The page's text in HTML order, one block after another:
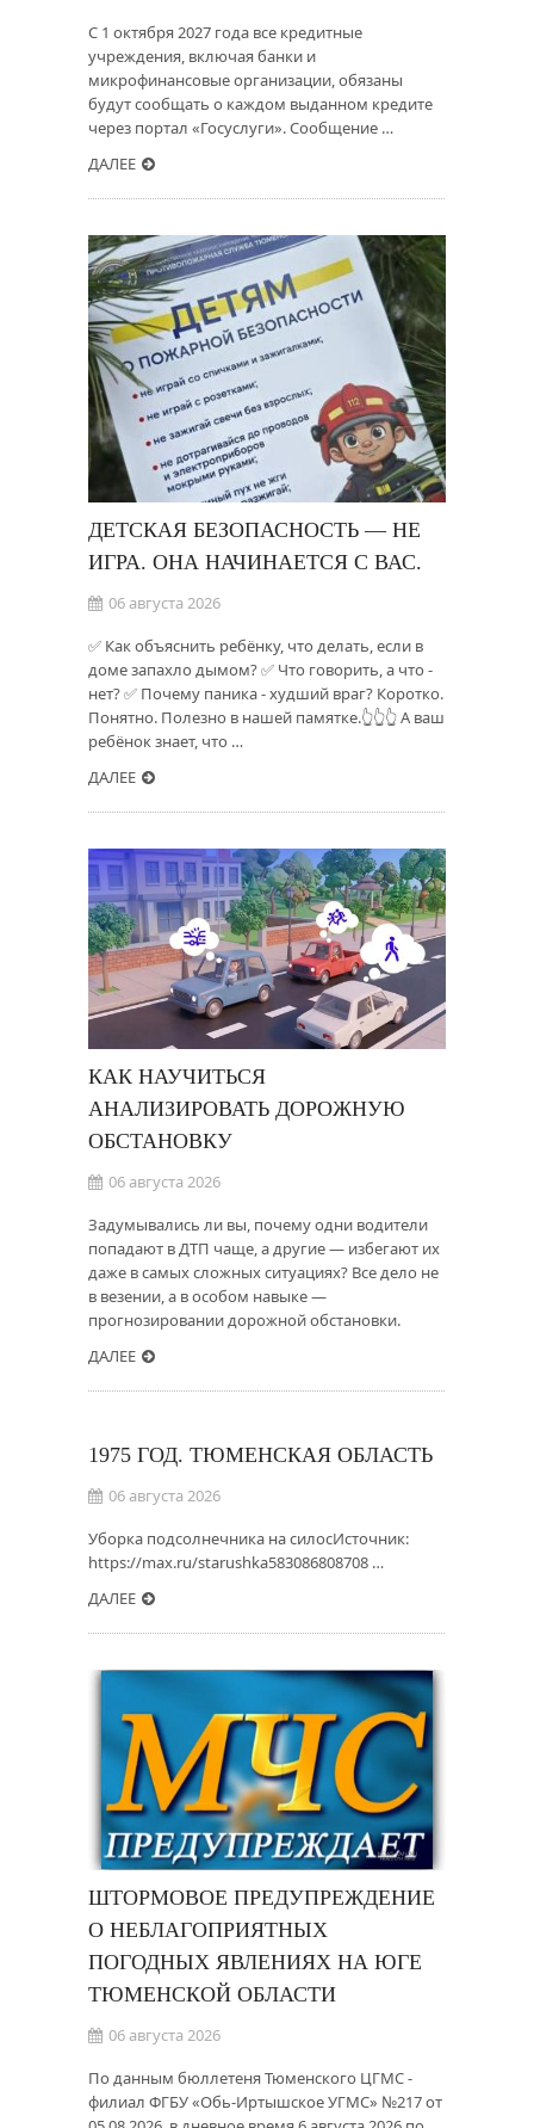
С 1 октября 2027 года все кредитные
учреждения, включая банки и
микрофинансовые организации, обязаны
будут сообщать о каждом выданном кредите
через портал «Госуслуги». Сообщение …
ДАЛЕЕ
ДЕТСКАЯ БЕЗОПАСНОСТЬ — НЕ
ИГРА. ОНА НАЧИНАЕТСЯ С ВАС.
06 августа 2026
✅ Как объяснить ребёнку, что делать, если в
доме запахло дымом? ✅ Что говорить, а что -
нет? ✅ Почему паника - худший враг? Коротко.
Понятно. Полезно в нашей памятке.👆👆👆 А ваш
ребёнок знает, что …
ДАЛЕЕ
КАК НАУЧИТЬСЯ
АНАЛИЗИРОВАТЬ ДОРОЖНУЮ
ОБСТАНОВКУ
06 августа 2026
Задумывались ли вы, почему одни водители
попадают в ДТП чаще, а другие — избегают их
даже в самых сложных ситуациях? Все дело не
в везении, а в особом навыке —
прогнозировании дорожной обстановки.
ДАЛЕЕ
1975 ГОД. ТЮМЕНСКАЯ ОБЛАСТЬ
06 августа 2026
Уборка подсолнечника на силосИсточник:
https://max.ru/starushka583086808708 …
ДАЛЕЕ
ШТОРМОВОЕ ПРЕДУПРЕЖДЕНИЕ
О НЕБЛАГОПРИЯТНЫХ
ПОГОДНЫХ ЯВЛЕНИЯХ НА ЮГЕ
ТЮМЕНСКОЙ ОБЛАСТИ
06 августа 2026
По данным бюллетеня Тюменского ЦГМС -
филиал ФГБУ «Обь-Иртышское УГМС» №217 от